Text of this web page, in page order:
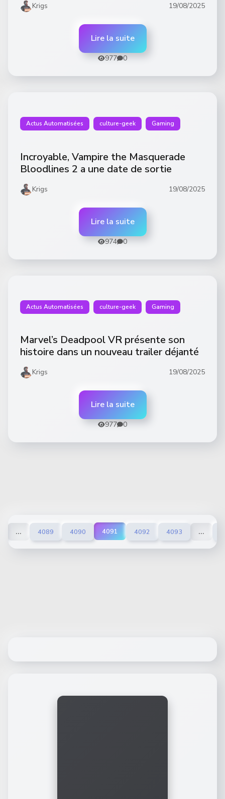
Krigs 19/08/2025
Lire la suite
977 0
Actus Automatisées culture-geek Gaming
Incroyable, Vampire the Masquerade
Bloodlines 2 a une date de sortie
Krigs 19/08/2025
Lire la suite
974 0
Actus Automatisées culture-geek Gaming
Marvel’s Deadpool VR présente son
histoire dans un nouveau trailer déjanté
Krigs 19/08/2025
Lire la suite
977 0
... 4089 4090 4091 4092 4093 ...